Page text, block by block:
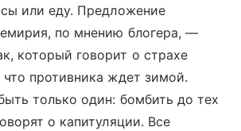
или еду. Предложение
по мнению блогера, —
который говорит о страхе
что противника ждет зимой.
только один: бомбить до тех
о капитуляции. Все